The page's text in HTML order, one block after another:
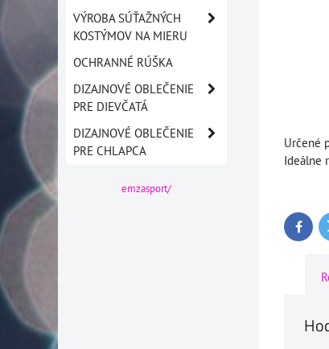
Určené
Ideálne
VÝROBA SÚŤAŽNÝCH
KOSTÝMOV NA MIERU
OCHRANNÉ RÚŠKA
DIZAJNOVÉ OBLEČENIE
PRE DIEVČATÁ
DIZAJNOVÉ OBLEČENIE
PRE CHLAPCA
emzasport/